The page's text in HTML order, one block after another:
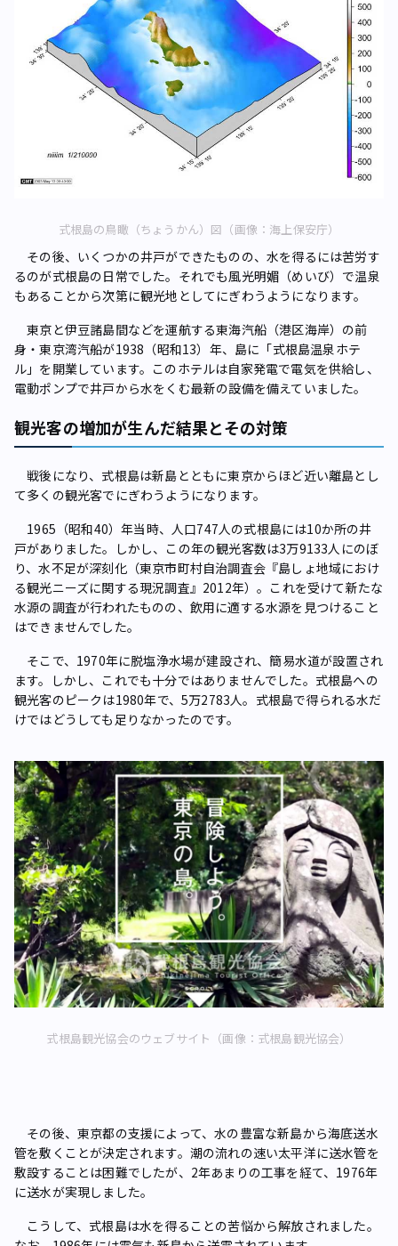
式根島の鳥瞰（ちょうかん）図（画像：海上保安庁）
その後、いくつかの井戸ができたものの、水を得るには苦労す
るのが式根島の日常でした。それでも風光明媚（めいび）で温泉
もあることから次第に観光地としてにぎわうようになります。
東京と伊豆諸島間などを運航する東海汽船（港区海岸）の前
身・東京湾汽船が1938（昭和13）年、島に「式根島温泉ホテ
ル」を開業しています。このホテルは自家発電で電気を供給し、
電動ポンプで井戸から水をくむ最新の設備を備えていました。
観光客の増加が生んだ結果とその対策
戦後になり、式根島は新島とともに東京からほど近い離島とし
て多くの観光客でにぎわうようになります。
1965（昭和40）年当時、人口747人の式根島には10か所の井
戸がありました。しかし、この年の観光客数は3万9133人にのぼ
り、水不足が深刻化（東京市町村自治調査会『島しょ地域におけ
る観光ニーズに関する現況調査』2012年）。これを受けて新たな
水源の調査が行われたものの、飲用に適する水源を見つけること
はできませんでした。
そこで、1970年に脱塩浄水場が建設され、簡易水道が設置され
ます。しかし、これでも十分ではありませんでした。式根島への
観光客のピークは1980年で、5万2783人。式根島で得られる水だ
けではどうしても足りなかったのです。
式根島観光協会のウェブサイト（画像：式根島観光協会）
その後、東京都の支援によって、水の豊富な新島から海底送水
管を敷くことが決定されます。潮の流れの速い太平洋に送水管を
敷設することは困難でしたが、2年あまりの工事を経て、1976年
に送水が実現しました。
こうして、式根島は水を得ることの苦悩から解放されました。